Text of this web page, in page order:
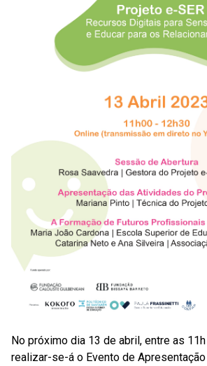
No próximo dia 13 de abril, entre as
realizar-se-á o Evento de